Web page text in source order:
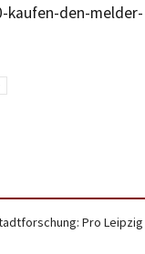
kaufen-den-melder-
Pro Leipzig